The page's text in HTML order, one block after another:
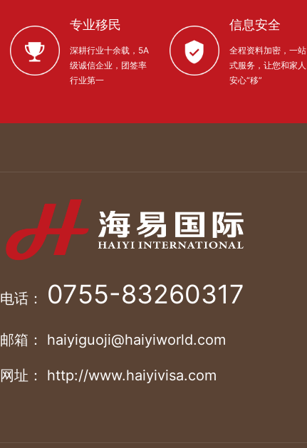
专业移民
深耕行业十余载，5A
级诚信企业，团签率
行业第一
信息安全
全程资料加密，一站
式服务，让您和家人
安心“移”
电话： 0755-83260317
邮箱： haiyiguoji@haiyiworld.com
网址： http://www.haiyivisa.com